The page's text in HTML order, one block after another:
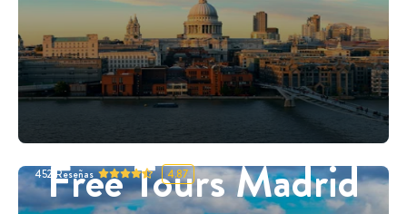
Free Tours Madrid
452 Reseñas 4.87